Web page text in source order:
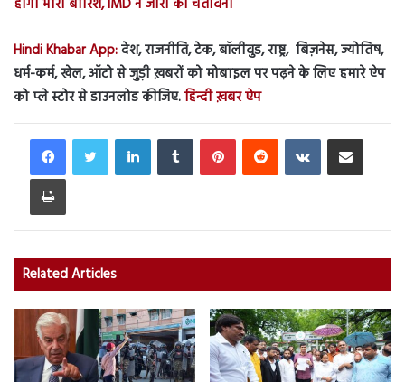
Hindi Khabar App:देश, राजनीति, टेक, बॉलीवुड, राष्ट्र, बिज़नेस, ज्योतिष,
धर्म-कर्म, खेल, ऑटो से जुड़ी ख़बरों को मोबाइल पर पढ़ने के लिए हमारे ऐप
को प्ले स्टोर से डाउनलोड कीजिए.हिन्दी ख़बर ऐप
LinkedInTumblr PinterestReddit VKontakteShare via Email
Print
Related Articles